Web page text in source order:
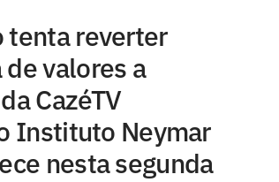
tenta reverter
valores a
CazéTV
Instituto Neymar
nesta segunda